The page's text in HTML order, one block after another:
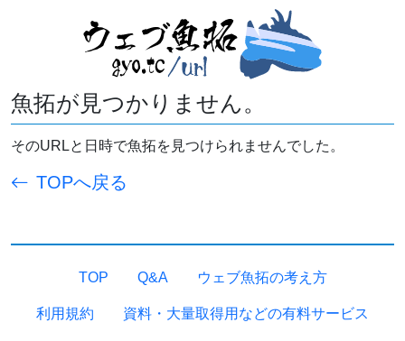
魚拓が見つかりません。
そのURLと日時で魚拓を見つけられませんでした。
TOPへ戻る
TOP Q&A ウェブ魚拓の考え方
利用規約 資料・大量取得用などの有料サービス